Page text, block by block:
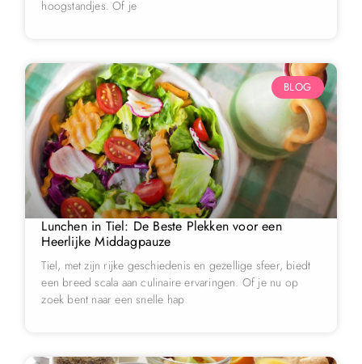
hoogstandjes. Of je
BLOG
Lunchen in Tiel: De Beste Plekken voor een
Heerlijke Middagpauze
Tiel, met zijn rijke geschiedenis en gezellige sfeer, biedt
een breed scala aan culinaire ervaringen. Of je nu op
zoek bent naar een snelle hap